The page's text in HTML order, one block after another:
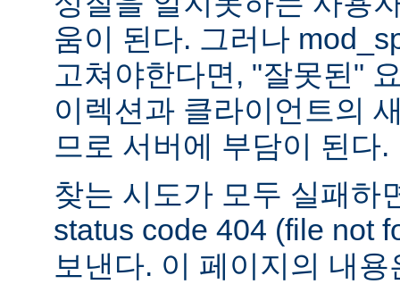
움이 된다. 그러나
고쳐야한다면, "잘못된"
이렉션과 클라이언트의
므로 서버에 부담이 된다.
찾는 시도가 모두 실패하
status code 404 (file not
보낸다. 이 페이지의 내